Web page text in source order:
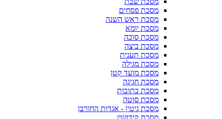
מסכת פסחים
מסכת ראש השנה
מסכת יומא
מסכת סוכה
מסכת ביצה
מסכת תענית
מסכת מגילה
מסכת מועד קטן
מסכת חגיגה
מסכת כתובות
מסכת סוטה
מסכת גיטין - אגדות החורבן
מסכת קידושין